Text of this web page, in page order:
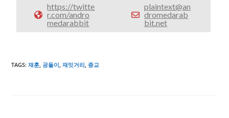
https://twitte
r.com/andro
medarabbit
plaintext@an
dromedarab
bit.net
TAGS:재훈 공돌이 재밋거리 종교